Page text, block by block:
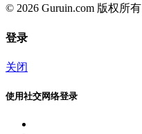
© 2026 Guruin.com 版权所有
登录
关闭
使用社交网络登录